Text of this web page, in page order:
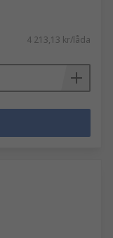
4 213,13 kr/låda